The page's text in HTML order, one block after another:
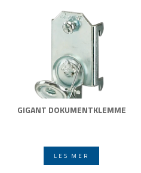
GIGANT DOKUMENTKLEMME
LES MER